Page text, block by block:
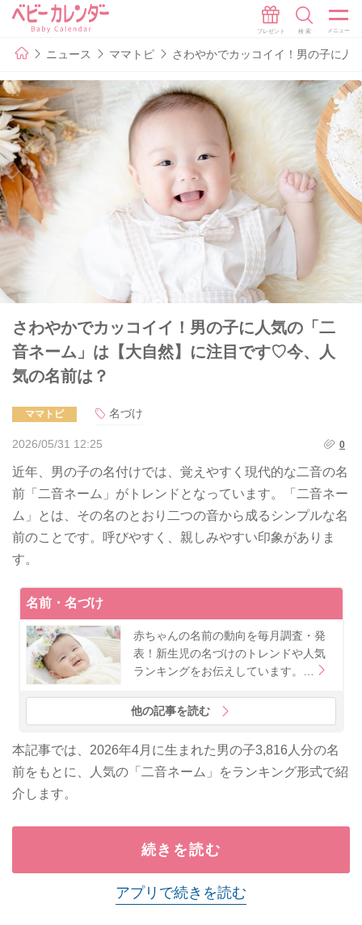
ニュース ママトピ さわやかでカッコイイ！男の子に
さわやかでカッコイイ！男の子に人気の「二
音ネーム」は【大自然】に注目です♡今、人
気の名前は？
ママトピ 名づけ
2026/05/31 12:25 0
近年、男の子の名付けでは、覚えやすく現代的な二音の名
前「二音ネーム」がトレンドとなっています。「二音ネー
ム」とは、その名のとおり二つの音から成るシンプルな名
前のことです。呼びやすく、親しみやすい印象がありま
す。
名前・名づけ
赤ちゃんの名前の動向を毎月調査・発
表！新生児の名づけのトレンドや人気
ランキングをお伝えしています。…
他の記事を読む
本記事では、2026年4月に生まれた男の子3,816人分の名
前をもとに、人気の「二音ネーム」をランキング形式で紹
介します。
続きを読む
アプリで続きを読む